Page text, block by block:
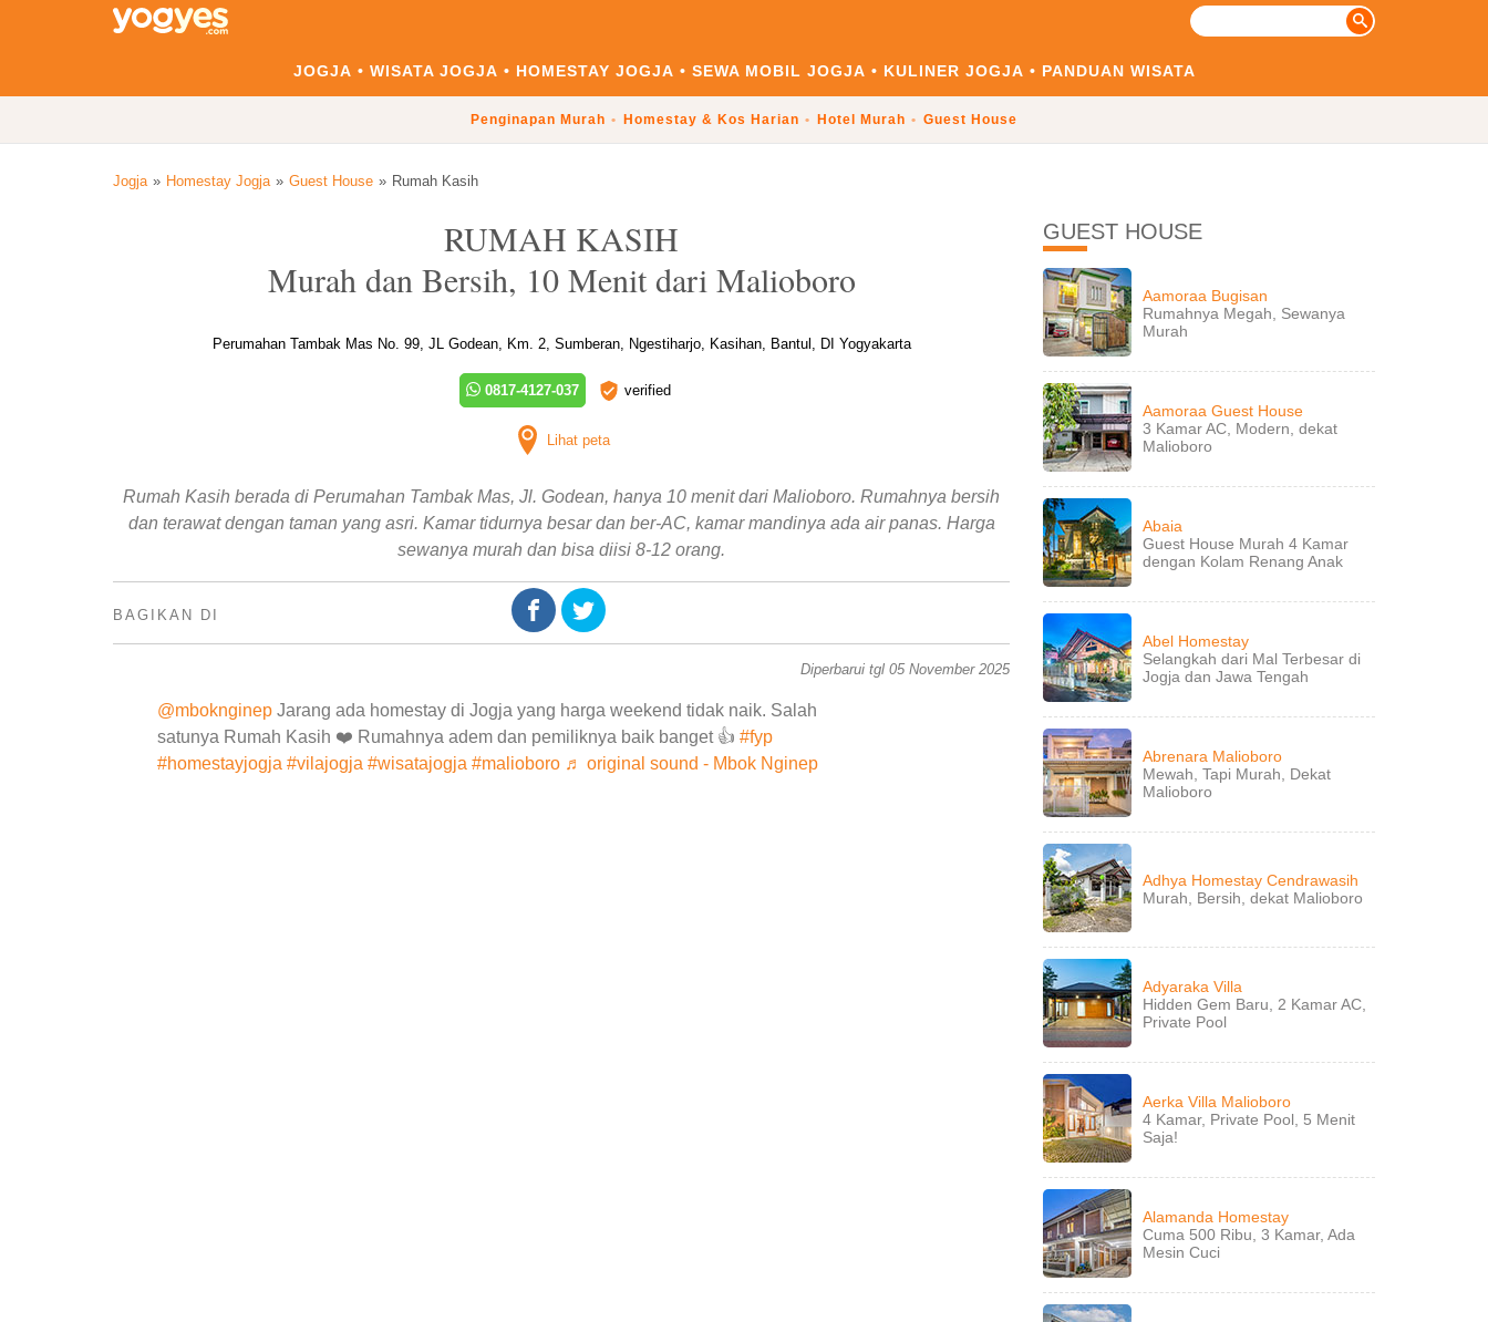
JOGJA WISATA JOGJA HOMESTAY JOGJA SEWA MOBIL JOGJA KULINER JOGJA PANDUAN WISATA
Penginapan Murah Homestay & Kos Harian Hotel Murah Guest House
Jogja Homestay Jogja Guest House Rumah Kasih
RUMAH KASIH
Murah dan Bersih, 10 Menit dari Malioboro
Perumahan Tambak Mas No. 99, JL Godean, Km. 2, Sumberan, Ngestiharjo, Kasihan, Bantul, DI Yogyakarta
0817-4127-037 verified
Lihat peta
Rumah Kasih berada di Perumahan Tambak Mas, Jl. Godean, hanya 10 menit dari Malioboro. Rumahnya bersih
dan terawat dengan taman yang asri. Kamar tidurnya besar dan ber-AC, kamar mandinya ada air panas. Harga
sewanya murah dan bisa diisi 8-12 orang.
BAGIKAN DI
Diperbarui tgl 05 November 2025
@mboknginep Jarang ada homestay di Jogja yang harga weekend tidak naik. Salah
satunya Rumah Kasih ❤️ Rumahnya adem dan pemiliknya baik banget 👍 #fyp
#homestayjogja #vilajogja #wisatajogja #malioboro ♬ original sound - Mbok Nginep
GUEST HOUSE
Aamoraa Bugisan
Rumahnya Megah, Sewanya
Murah
Aamoraa Guest House
3 Kamar AC, Modern, dekat
Malioboro
Abaia
Guest House Murah 4 Kamar
dengan Kolam Renang Anak
Abel Homestay
Selangkah dari Mal Terbesar di
Jogja dan Jawa Tengah
Abrenara Malioboro
Mewah, Tapi Murah, Dekat
Malioboro
Adhya Homestay Cendrawasih
Murah, Bersih, dekat Malioboro
Adyaraka Villa
Hidden Gem Baru, 2 Kamar AC,
Private Pool
Aerka Villa Malioboro
4 Kamar, Private Pool, 5 Menit
Saja!
Alamanda Homestay
Cuma 500 Ribu, 3 Kamar, Ada
Mesin Cuci